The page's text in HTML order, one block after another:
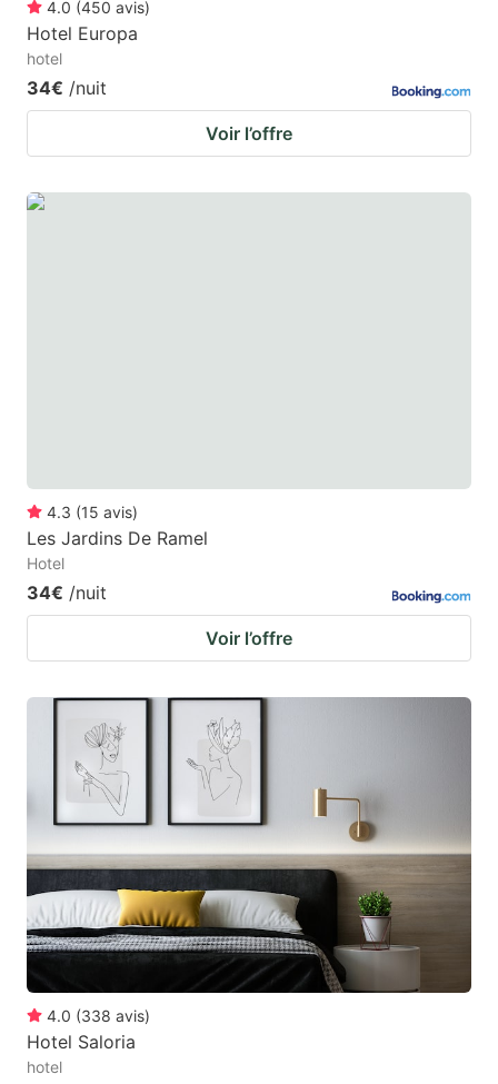
4.0 (450 avis)
Hotel Europa
hotel
34€ /nuit
Voir l’offre
4.3 (15 avis)
Les Jardins De Ramel
Hotel
34€ /nuit
Voir l’offre
4.0 (338 avis)
Hotel Saloria
hotel